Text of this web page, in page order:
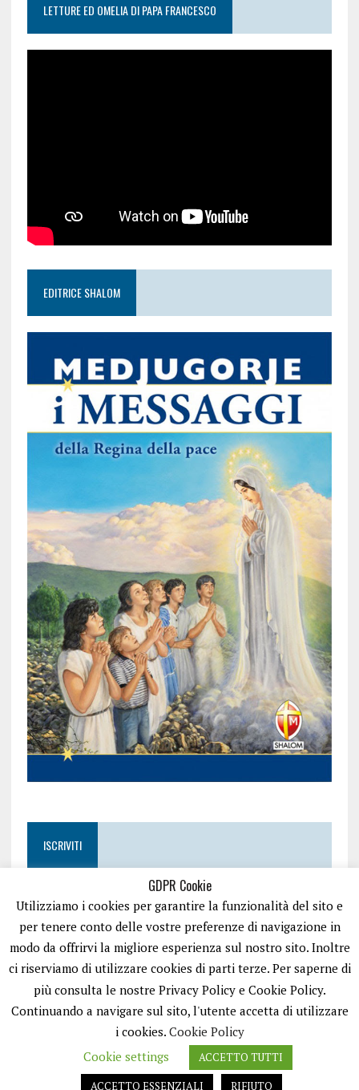
LETTURE ED OMELIA DI PAPA FRANCESCO
EDITRICE SHALOM
ISCRIVITI
EASYNEWS24 È UN PORTALE GESTITO DA FRANCESCO TV - PARTITA IVA
08792490727 - TESTATA GIORNALISTICA REGISTRATA PRESSO IL TRIBUNALE
GDPR Cookie
Utilizziamo i cookies per garantire la funzionalità del sito e
per tenere conto delle vostre preferenze di navigazione in
modo da offrirvi la migliore esperienza sul nostro sito. Inoltre
ci riserviamo di utilizzare cookies di parti terze. Per saperne di
più consulta le nostre Privacy Policy e Cookie Policy.
Continuando a navigare sul sito, l'utente accetta di utilizzare
i cookies. Cookie Policy
Cookie settings
ACCETTO TUTTI
ACCETTO ESSENZIALI
RIFIUTO